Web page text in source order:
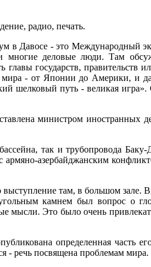
радио, печать.
в Давосе - это Междуна­родный
многие дело­вые люди. Там
главы государств, прави­тельств
мира - от Японии до Америки, и
шелковый путь - вели­кая игра».
министром ино­странных
так и трубопровода
армяно-азербайджанским
там, в большом зале.
кам­нем был вопрос о
мысли. Это было очень
определенная часть
- речь посвяще­на проблемам мира.